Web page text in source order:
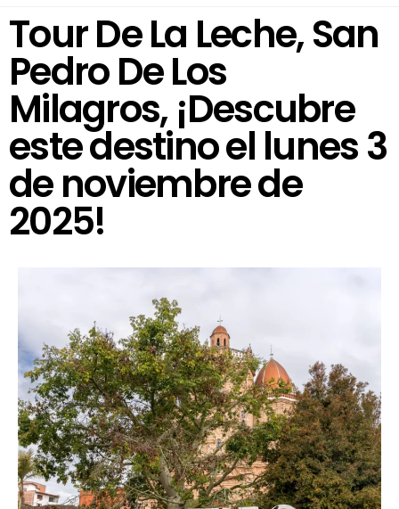
Tour De La Leche, San
Pedro De Los
Milagros, ¡Descubre
este destino el lunes 3
de noviembre de
2025!